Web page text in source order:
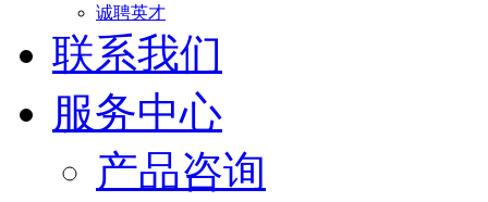
诚聘英才
联系我们
服务中心
产品咨询